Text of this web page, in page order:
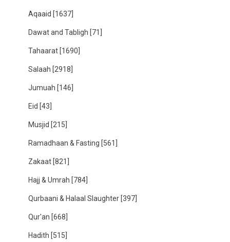
Aqaaid [1637]
Dawat and Tabligh [71]
Tahaarat [1690]
Salaah [2918]
Jumuah [146]
Eid [43]
Musjid [215]
Ramadhaan & Fasting [561]
Zakaat [821]
Hajj & Umrah [784]
Qurbaani & Halaal Slaughter [397]
Qur'an [668]
Hadith [515]